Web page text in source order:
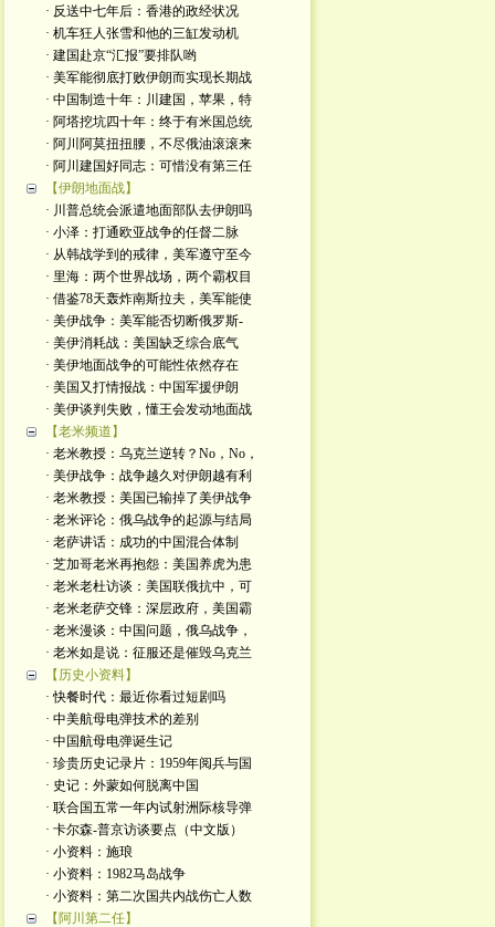
· 反送中七年后：香港的政经状况
· 机车狂人张雪和他的三缸发动机
· 建国赴京“汇报”要排队哟
· 美军能彻底打败伊朗而实现长期战
· 中国制造十年：川建国，苹果，特
· 阿塔挖坑四十年：终于有米国总统
· 阿川阿莫扭扭腰，不尽俄油滚滚来
· 阿川建国好同志：可惜没有第三任
【伊朗地面战】
· 川普总统会派遣地面部队去伊朗吗
· 小泽：打通欧亚战争的任督二脉
· 从韩战学到的戒律，美军遵守至今
· 里海：两个世界战场，两个霸权目
· 借鉴78天轰炸南斯拉夫，美军能使
· 美伊战争：美军能否切断俄罗斯-
· 美伊消耗战：美国缺乏综合底气
· 美伊地面战争的可能性依然存在
· 美国又打情报战：中国军援伊朗
· 美伊谈判失败，懂王会发动地面战
【老米频道】
· 老米教授：乌克兰逆转？No，No，
· 美伊战争：战争越久对伊朗越有利
· 老米教授：美国已输掉了美伊战争
· 老米评论：俄乌战争的起源与结局
· 老萨讲话：成功的中国混合体制
· 芝加哥老米再抱怨：美国养虎为患
· 老米老杜访谈：美国联俄抗中，可
· 老米老萨交锋：深层政府，美国霸
· 老米漫谈：中国问题，俄乌战争，
· 老米如是说：征服还是催毁乌克兰
【历史小资料】
· 快餐时代：最近你看过短剧吗
· 中美航母电弹技术的差别
· 中国航母电弹诞生记
· 珍贵历史记录片：1959年阅兵与国
· 史记：外蒙如何脱离中国
· 联合国五常一年内试射洲际核导弹
· 卡尔森-普京访谈要点（中文版）
· 小资料：施琅
· 小资料：1982马岛战争
· 小资料：第二次国共内战伤亡人数
【阿川第二任】